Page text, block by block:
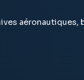
aéronautiques,